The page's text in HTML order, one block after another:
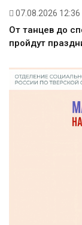
07.08.2026 12:36
От танцев до
пройдут